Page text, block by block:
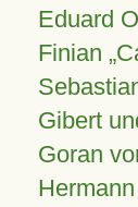
Eduard
Finian
Gibert
Goran
Hermann